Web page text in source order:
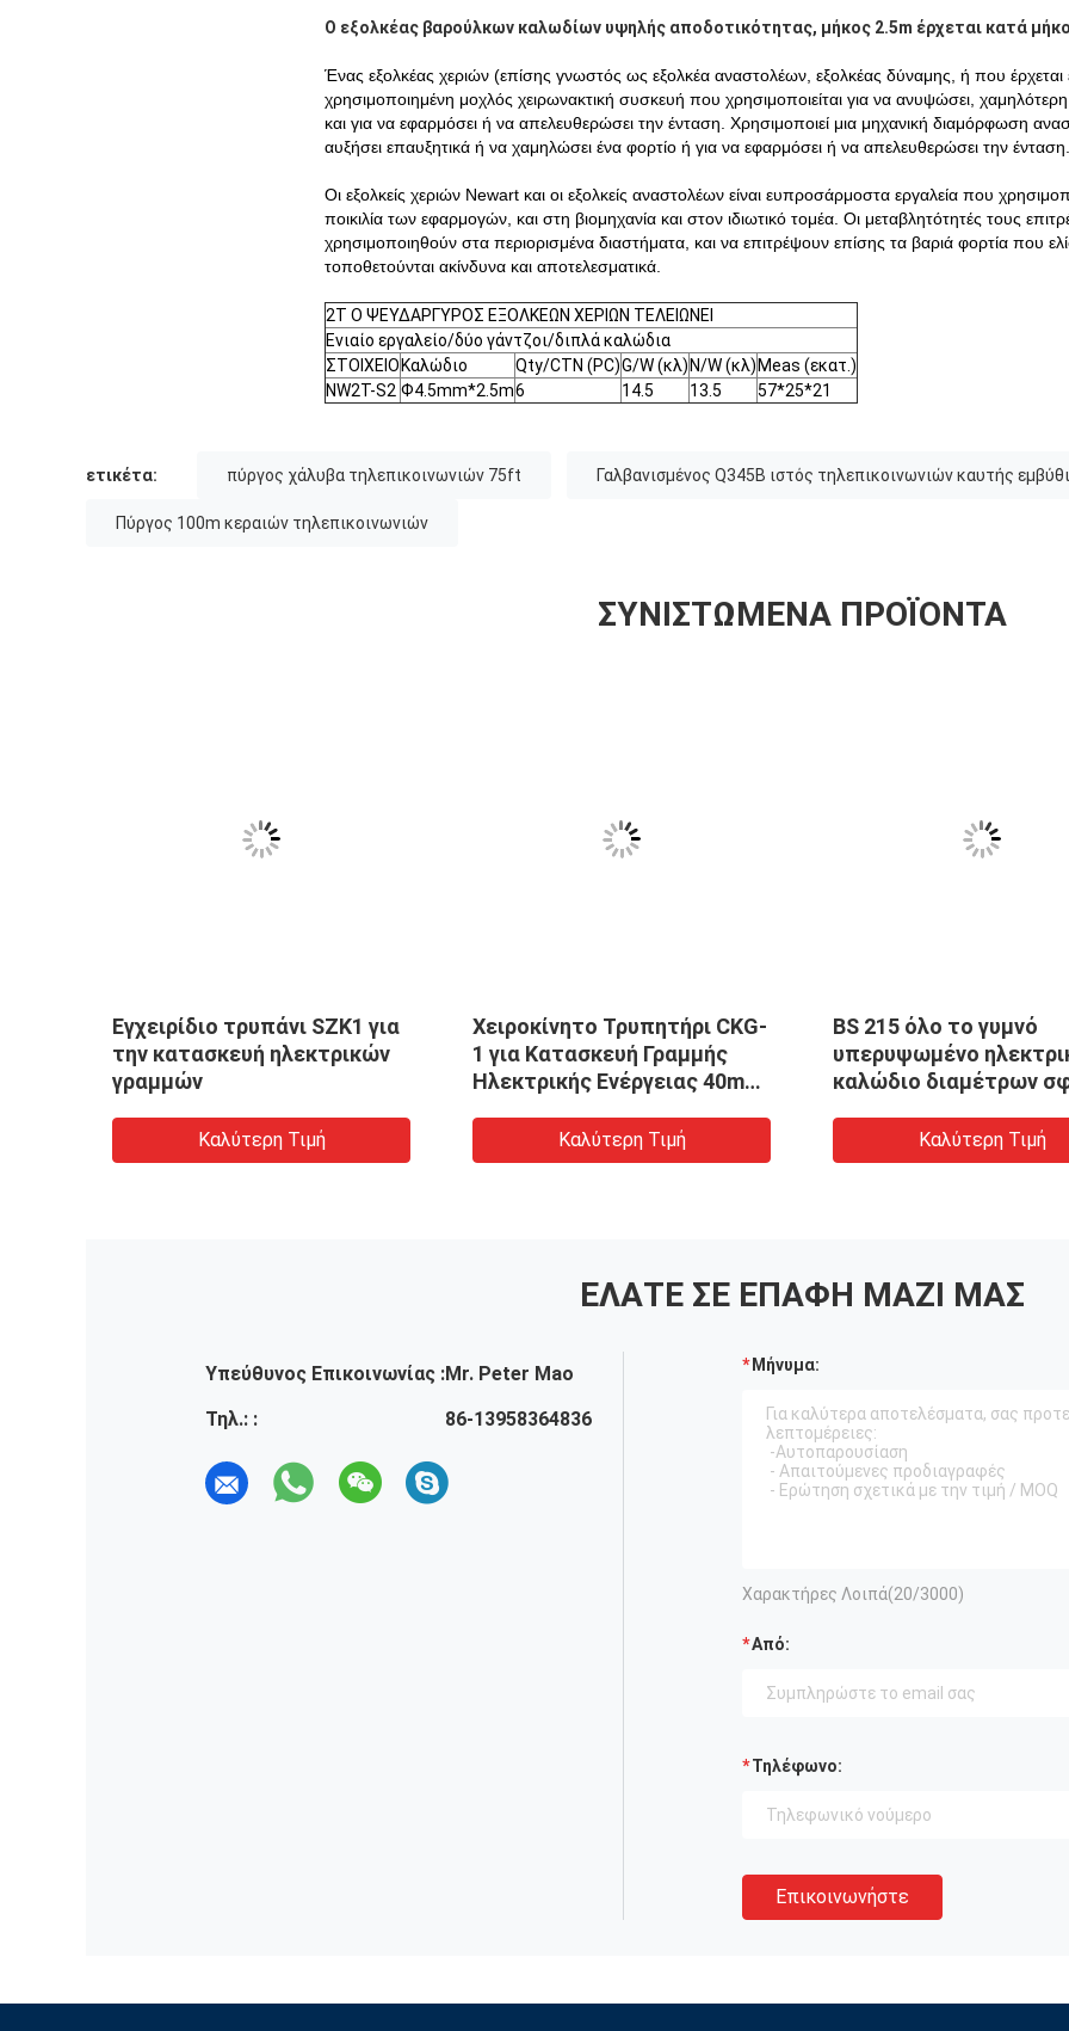
Ο εξολκέας βαρούλκων καλωδίων υψηλής αποδοτικότητας, μήκος 2.5m έρχεται κατά
Ένας εξολκέας χεριών (επίσης γνωστός ως εξολκέα αναστολέων, εξολκέας δύναμης, ή που έρχεται
χρησιμοποιημένη μοχλός χειρωνακτική συσκευή που χρησιμοποιείται για να ανυψώσει,
και για να εφαρμόσει ή να απελευθερώσει την ένταση. Χρησιμοποιεί μια μηχανική διαμόρφωση
αυξήσει επαυξητικά ή να χαμηλώσει ένα φορτίο ή για να εφαρμόσει ή να απελευθερώσει την ένταση.
Οι εξολκείς χεριών Newart και οι εξολκείς αναστολέων είναι ευπροσάρμοστα εργαλεία που
ποικιλία των εφαρμογών, και στη βιομηχανία και στον ιδιωτικό τομέα. Οι μεταβλητότητές τους
χρησιμοποιηθούν στα περιορισμένα διαστήματα, και να επιτρέψουν επίσης τα βαριά φορτία που
τοποθετούνται ακίνδυνα και αποτελεσματικά.
2T Ο ΨΕΥΔΑΡΓΥΡΟΣ ΕΞΟΛΚΕΩΝ ΧΕΡΙΩΝ ΤΕΛΕΙΩΝΕΙ
Ενιαίο εργαλείο/δύο γάντζοι/διπλά καλώδια
ΣΤΟΙΧΕΙΟ Καλώδιο Qty/CTN (PC)G/W (κλ) N/W (κλ) Meas (εκατ.)
NW2T-S2 Ф4.5mm*2.5m6 14.5 13.5 57*25*21
ετικέτα: πύργος χάλυβα τηλεπικοινωνιών 75ft Γαλβανισμένος Q345B ιστός τηλεπικοινωνιών καυτής
Πύργος 100m κεραιών τηλεπικοινωνιών
ΣΥΝΙΣΤΏΜΕΝΑ ΠΡΟΪΌΝΤΑ
Εγχειρίδιο τρυπάνι SZK1 για
την κατασκευή ηλεκτρικών
γραμμών
Καλύτερη Τιμή
Χειροκίνητο Τρυπητήρι CKG-
1 για Κατασκευή Γραμμής
Ηλεκτρικής Ενέργειας 40mm
Καλύτερη Τιμή
BS 215 όλο το γυμνό
υπερυψωμένο
καλώδιο διαμέτρων
Καλύτερη Τιμή
ΕΛΆΤΕ ΣΕ ΕΠΑΦΉ ΜΑΖΊ ΜΑΣ
Υπεύθυνος Επικοινωνίας :Mr. Peter Mao
Τηλ.: :
86-13958364836
Μήνυμα:
Χαρακτήρες Λοιπά(20/3000)
Από:
Τηλέφωνο:
Επικοινωνήστε